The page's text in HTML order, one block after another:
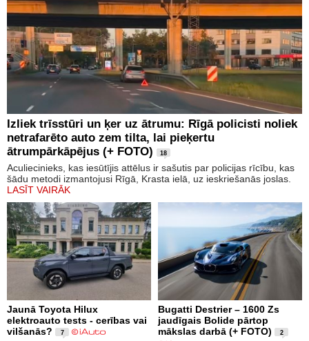
Izliek trīsstūri un ķer uz ātrumu: Rīgā policisti noliek
netrafarēto auto zem tilta, lai pieķertu
ātrumpārkāpējus (+ FOTO)
18
Aculiecinieks, kas iesūtījis attēlus ir sašutis par policijas rīcību, kas
šādu metodi izmantojusi Rīgā, Krasta ielā, uz ieskriešanās joslas.
LASĪT VAIRĀK
Jaunā Toyota Hilux
elektroauto tests - cerības vai
vilšanās?
7
Bugatti Destrier – 1600 Zs
jaudīgais Bolide pārtop
mākslas darbā (+ FOTO)
2